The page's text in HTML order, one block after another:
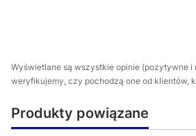
Wyświetlane są wszystkie opinie (pozytywne i
weryfikujemy, czy pochodzą one od klientów,
Produkty powiązane